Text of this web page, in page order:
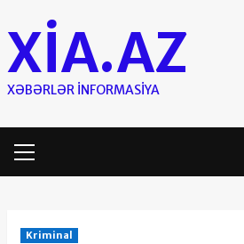
to
content
XIA.AZ
XƏBƏRLƏR INFORMASIYA
Menu
Kriminal